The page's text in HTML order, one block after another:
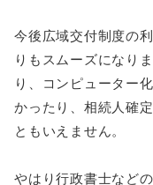
今後広域交付制度の
りもスムーズになり
り、コンピューター
かったり、相続人確
ともいえません。
やはり行政書士など